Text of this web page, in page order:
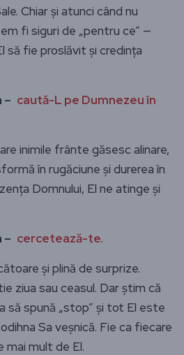
Chiar și atunci când nu
fi siguri de „pentru ce” —
să fie proslăvit și credința
– caută-L pe Dumnezeu în
inimile frânte găsesc alinare,
în rugăciune și durerea în
Domnului, El ne atinge și
– cercetează-te.
și plină de surprize.
ziua sau ceasul. Dar știm că
să spună „stop” și tot El este
Sa veșnică. Fie ca fiecare
mai mult de El.